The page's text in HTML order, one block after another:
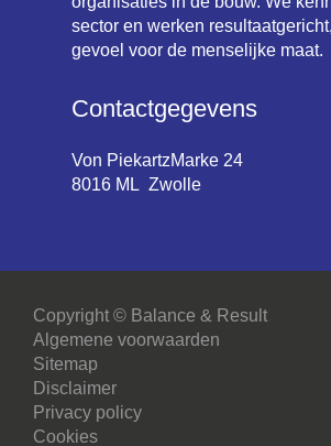
sector en werken
gevoel voor de menselijke maat.
Contactgegevens
Von PiekartzMarke 24
8016 ML Zwolle
Copyright © Balance & Result
Algemene voorwaarden
Sitemap
Disclaimer
Privacy policy
Cookies